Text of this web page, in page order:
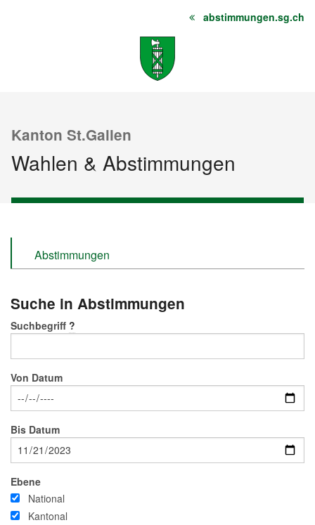
Startseite
Sitemap abstimmungen.sg.ch
Kanton St.Gallen
Wahlen & Abstimmungen
Abstimmungen
Suche in Abstimmungen
Suchbegriff ?
Von Datum
Bis Datum
Ebene
National
Kantonal